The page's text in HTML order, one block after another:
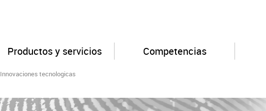
Productos y servicios Competencias
Innovaciones tecnologicas